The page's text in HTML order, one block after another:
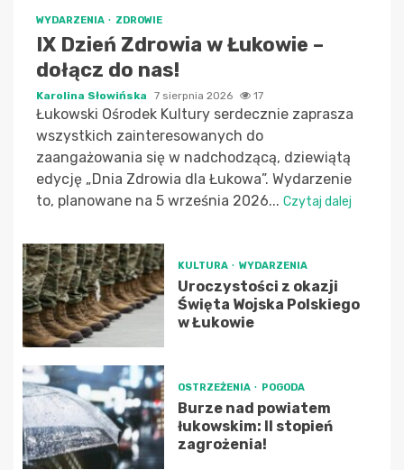
WYDARZENIA ZDROWIE
IX Dzień Zdrowia w Łukowie –
dołącz do nas!
Karolina Słowińska 7 sierpnia 2026 17
Łukowski Ośrodek Kultury serdecznie zaprasza
wszystkich zainteresowanych do
zaangażowania się w nadchodzącą, dziewiątą
edycję „Dnia Zdrowia dla Łukowa”. Wydarzenie
to, planowane na 5 września 2026... Czytaj dalej
KULTURA WYDARZENIA
Uroczystości z okazji
Święta Wojska Polskiego
w Łukowie
OSTRZEŻENIA POGODA
Burze nad powiatem
łukowskim: II stopień
zagrożenia!